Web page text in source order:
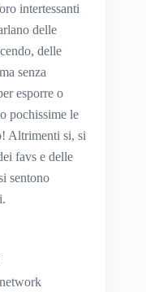
intertessanti
delle
delle
senza
esporre o
pochissime le
Altrimenti si, si
favs e delle
sentono